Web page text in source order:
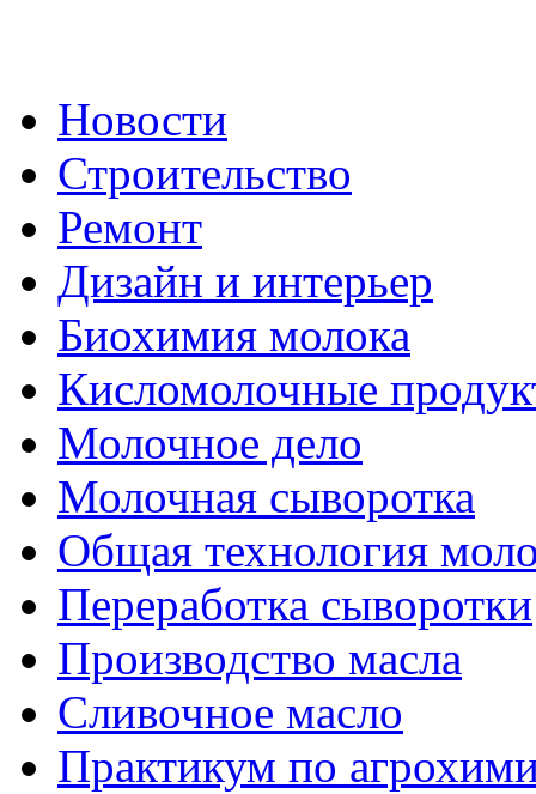
Новости
Строительство
Ремонт
Дизайн и интерьер
Биохимия молока
Кисломолочные
Молочное дело
Молочная сыворотка
Общая технология
Переработка сыворотки
Производство масла
Сливочное масло
Практикум по